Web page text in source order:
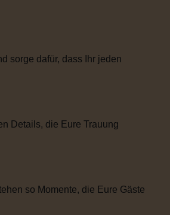
sorge dafür, dass Ihr jeden
Details, die Eure Trauung
so Momente, die Eure Gäste